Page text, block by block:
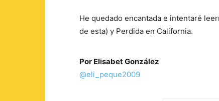
He quedado encantada e intentaré
de esta) y Perdida en California.
Por Elisabet González
@eli_peque2009